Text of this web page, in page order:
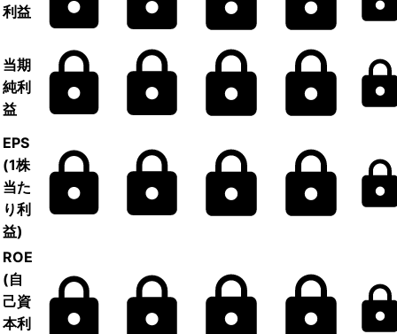
利益
当期
純利
益
EPS
(1株
当た
り利
益)
ROE
(自
己資
本利